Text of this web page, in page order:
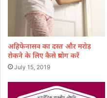
अहिफेनासव का दस्त और मरोड़
रोकने के लिए कैसे प्रयोग करें
July 15, 2019